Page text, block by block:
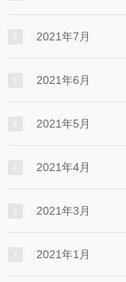
2021年7月
2021年6月
2021年5月
2021年4月
2021年3月
2021年1月